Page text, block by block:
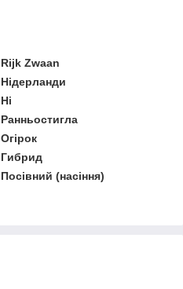
Rijk Zwaan
Нідерланди
Ні
Ранньостигла
Огірок
Гибрид
Посівний (насіння)